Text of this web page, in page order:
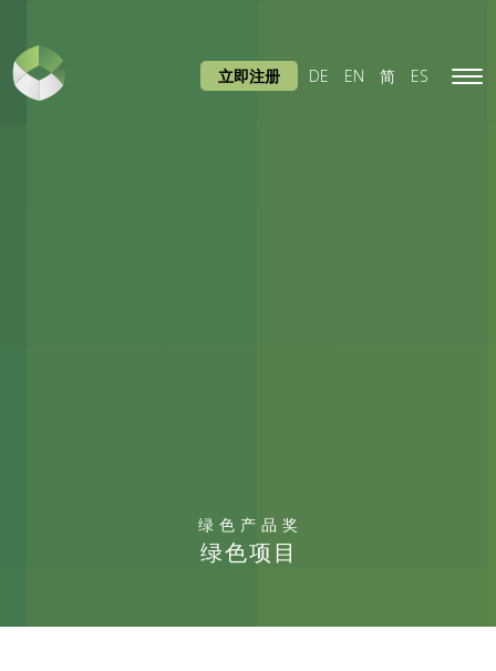
绿色产品奖
绿色项目
立即注册 DE EN 简 ES